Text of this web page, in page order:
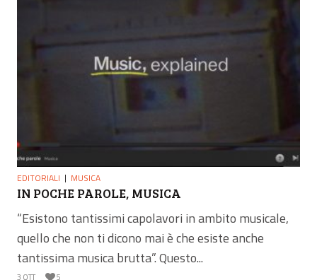
EDITORIALI MUSICA
IN POCHE PAROLE, MUSICA
“Esistono tantissimi capolavori in ambito musicale,
quello che non ti dicono mai è che esiste anche
tantissima musica brutta”. Questo...
3 OTT 5